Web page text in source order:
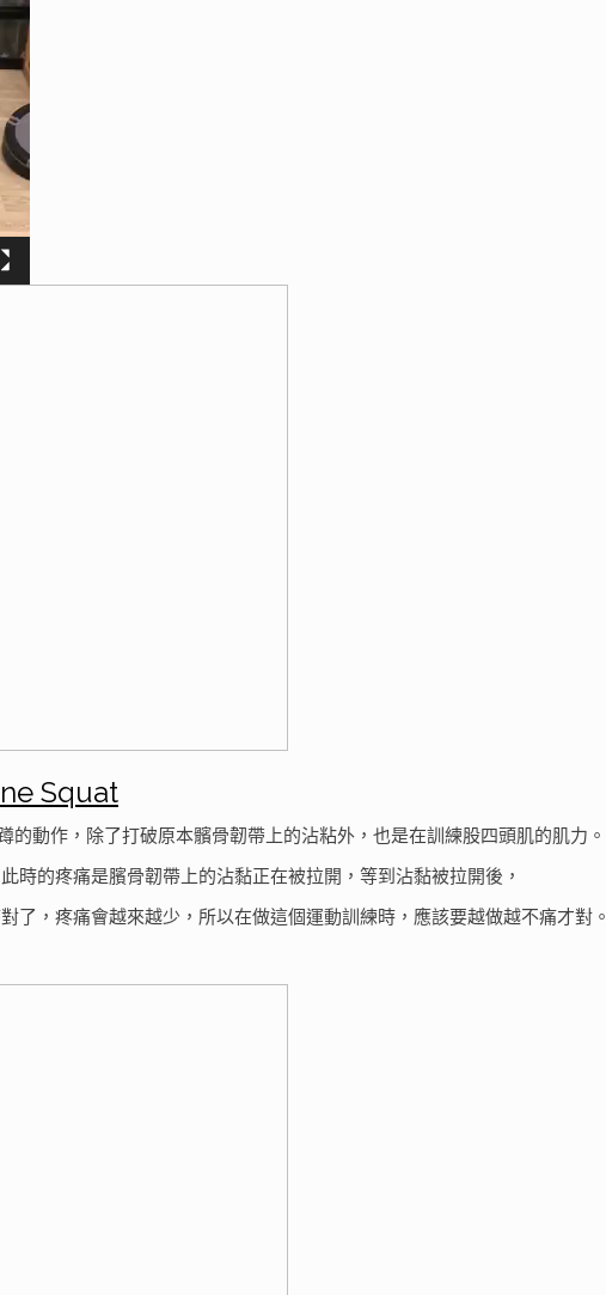
Squat
的動作，除了打破原本髕骨韌帶上的沾粘外，也是在訓練股四頭肌的肌力。
時的疼痛是臏骨韌帶上的沾黏正在被拉開，等到沾黏被拉開後，
了，疼痛會越來越少，所以在做這個運動訓練時，應該要越做越不痛才對。